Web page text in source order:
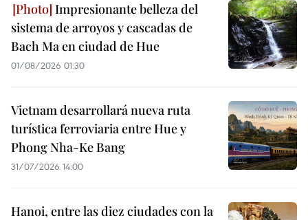
Impresionante belleza del
sistema de arroyos y cascadas de
Bach Ma en ciudad de Hue
01/08/2026 01:30
Vietnam desarrollará nueva ruta
turística ferroviaria entre Hue y
Phong Nha-Ke Bang
31/07/2026 14:00
Hanoi, entre las diez ciudades con la